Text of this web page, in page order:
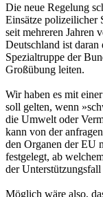
Die neue Regelung
Einsätze polizeilicher
seit mehreren Jahren
Deutschland ist
Spezialtruppe der
Großübung leiten.
Wir haben es mit
soll gelten, wenn
die Umwelt oder
kann von der
den Organen der EU
festgelegt, ab
der
Möglich wäre also,